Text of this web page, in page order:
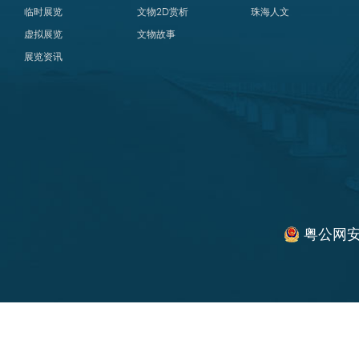
临时展览
虚拟展览
展览资讯
文物2D赏析
文物故事
珠海人文
粤公网